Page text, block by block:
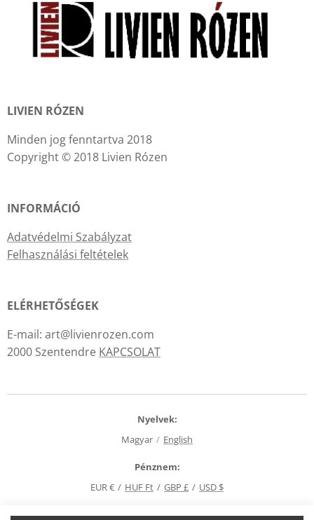
LIVIEN RÓZEN
Minden jog fenntartva 2018
Copyright © 2018 Livien Rózen
INFORMÁCIÓ
Adatvédelmi Szabályzat
Felhasználási feltételek
ELÉRHETŐSÉGEK
E-mail: art@livienrozen.com
2000 Szentendre KAPCSOLAT
Nyelvek
Magyar
English
Pénznem
EUR €
HUF Ft GBP £ USD $